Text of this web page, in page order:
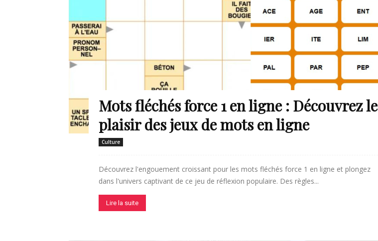
Tunisie
et
au
Mots fléchés force 1 en ligne : Découvrez le
plaisir des jeux de mots en ligne
Culture
Découvrez l'engouement croissant pour les mots fléchés force 1 en ligne et plongez
dans l'univers captivant de ce jeu de réflexion populaire. Des règles...
Lire la suite